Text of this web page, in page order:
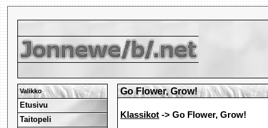
Valikko
Etusivu
Taitopeli
Go Flower, Grow!
Klassikot -> Go Flower, Grow!